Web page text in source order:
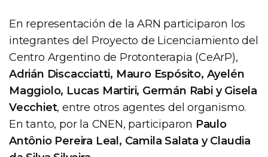
En representación de la ARN participaron los
integrantes del Proyecto de Licenciamiento del
Centro Argentino de Protonterapia (CeArP),
Adrián Discacciatti, Mauro Espósito, Ayelén
Maggiolo, Lucas Martiri, Germán Rabi y Gisela
Vecchiet, entre otros agentes del organismo.
En tanto, por la CNEN, participaron Paulo
Antônio Pereira Leal, Camila Salata y Claudia